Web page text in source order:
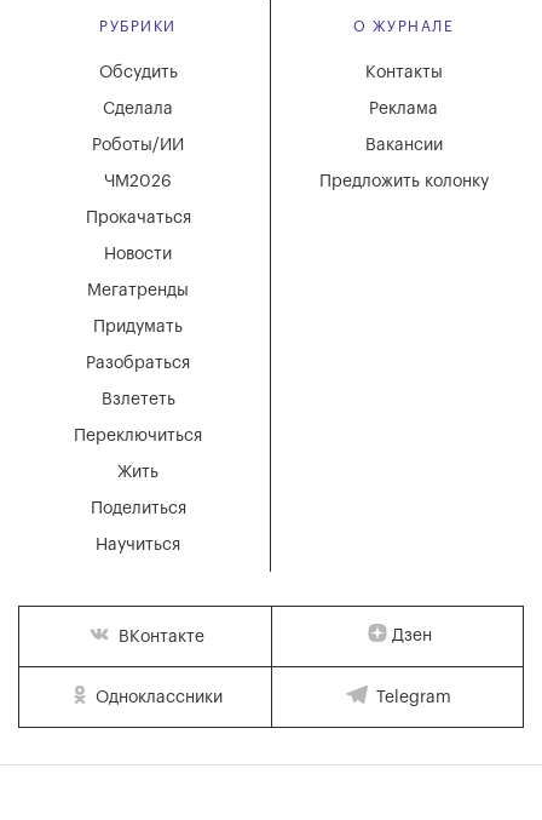
РУБРИКИ
Мегатренды
Придумать
Разобраться
Взлететь
Новости
Переключиться
Жить
Поделиться
Научиться
Обсудить
Сделала
Роботы/ИИ
ЧМ2026
Прокачаться
О ЖУРНАЛЕ
Вакансии
Реклама
Контакты
Предложить колонку
ВКонтакте Дзен
Одноклассники Telegram